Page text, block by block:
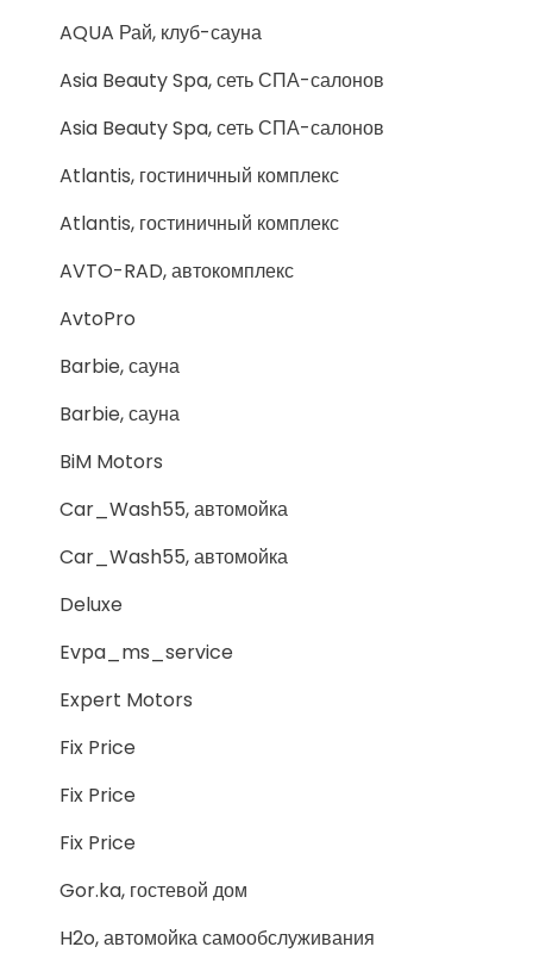
AQUA Рай, клуб-сауна
Asia Beauty Spa, сеть СПА-салонов
Asia Beauty Spa, сеть СПА-салонов
Atlantis, гостиничный комплекс
Atlantis, гостиничный комплекс
AVTO-RAD, автокомплекс
AvtoPro
Barbie, сауна
Barbie, сауна
BiM Motors
Car_Wash55, автомойка
Car_Wash55, автомойка
Deluxe
Evpa_ms_service
Expert Motors
Fix Price
Fix Price
Fix Price
Gor.ka, гостевой дом
H2o, автомойка самообслуживания